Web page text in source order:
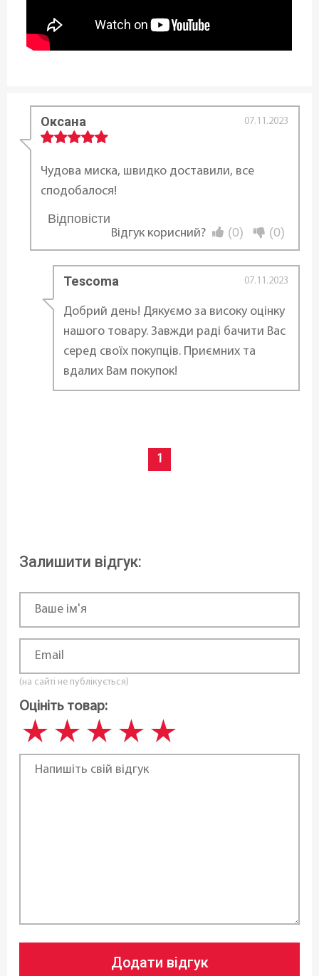
Діаметр ø:
26 см
Статус товару:
В наявності
Чехія
Оксана 07.11.2023
Чудова миска, швидко доставили, все
сподобалося!
...Відповісти
Відгук корисний? (0) (0)
Tescoma 07.11.2023
Добрий день! Дякуємо за високу оцінку
нашого товару. Завжди раді бачити Вас
серед своїх покупців. Приємних та
вдалих Вам покупок!
1
Залишити відгук:
(на сайті не публікується)
Оцініть товар:
Додати відгук